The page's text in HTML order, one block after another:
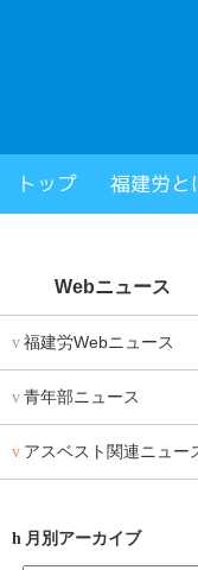
トップ 福建労と
Webニュース
福建労Webニュース
青年部ニュース
アスベスト関連ニュー
月別アーカイブ